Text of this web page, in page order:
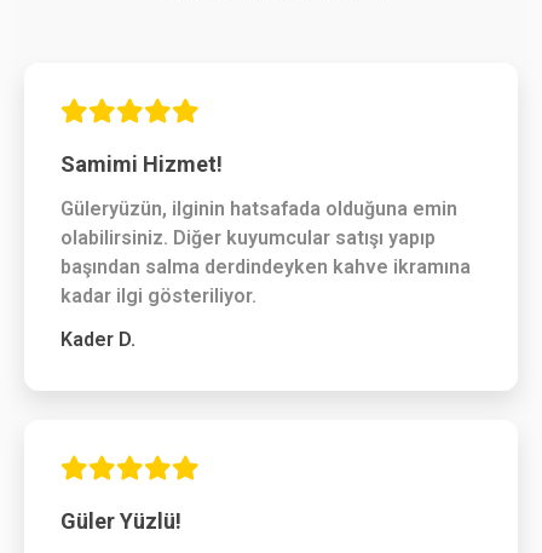
Samimi Hizmet!
Güleryüzün, ilginin hatsafada olduğuna emin
olabilirsiniz. Diğer kuyumcular satışı yapıp
başından salma derdindeyken kahve ikramına
kadar ilgi gösteriliyor.
Kader D.
Güler Yüzlü!